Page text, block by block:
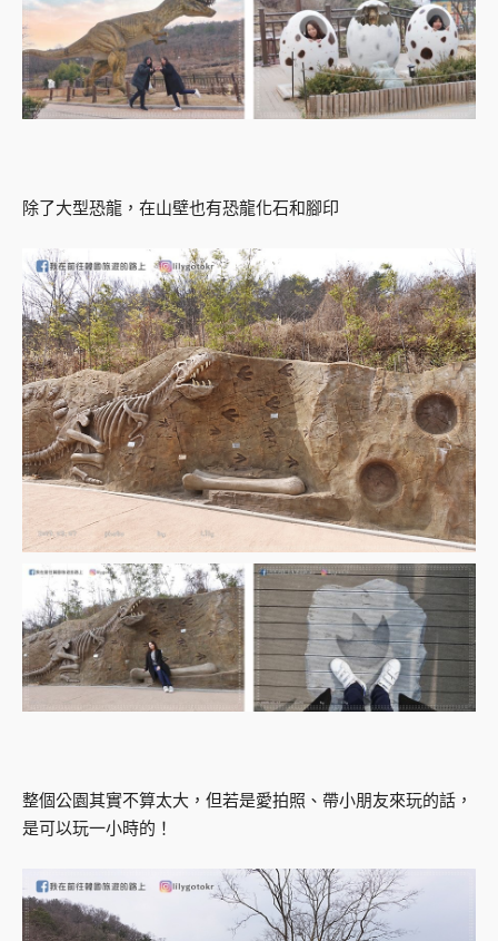
除了大型恐龍，在山壁也有恐龍化石和腳印
整個公園其實不算太大，但若是愛拍照、帶小朋友來玩的話，
是可以玩一小時的！